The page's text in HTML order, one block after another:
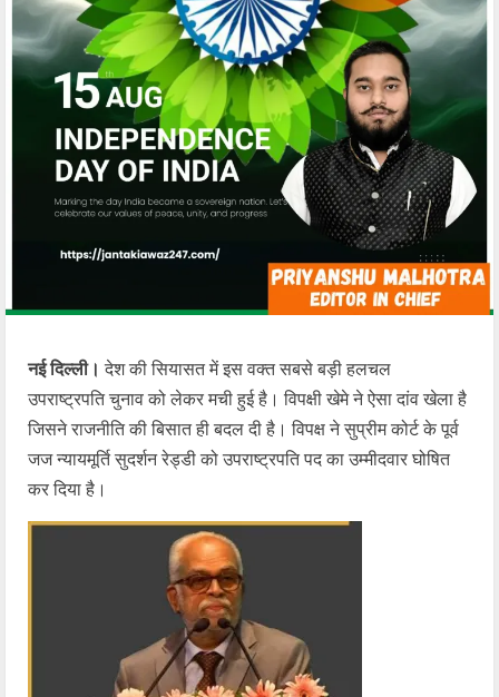
नई दिल्ली। देश की सियासत में इस वक्त सबसे बड़ी हलचल
उपराष्ट्रपति चुनाव को लेकर मची हुई है। विपक्षी खेमे ने ऐसा दांव खेला है
जिसने राजनीति की बिसात ही बदल दी है। विपक्ष ने सुप्रीम कोर्ट के पूर्व
जज न्यायमूर्ति सुदर्शन रेड्डी को उपराष्ट्रपति पद का उम्मीदवार घोषित
कर दिया है।